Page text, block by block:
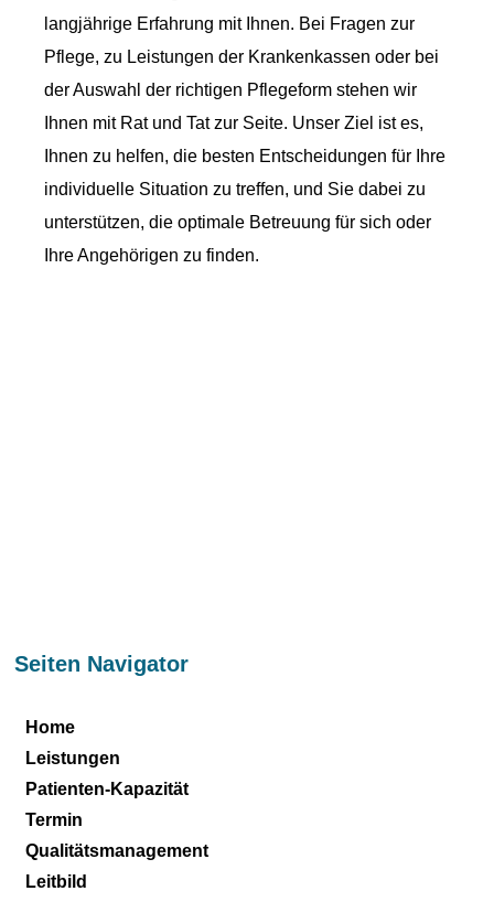
langjährige Erfahrung mit Ihnen. Bei Fragen zur
Pflege, zu Leistungen der Krankenkassen oder bei
der Auswahl der richtigen Pflegeform stehen wir
Ihnen mit Rat und Tat zur Seite. Unser Ziel ist es,
Ihnen zu helfen, die besten Entscheidungen für Ihre
individuelle Situation zu treffen, und Sie dabei zu
unterstützen, die optimale Betreuung für sich oder
Ihre Angehörigen zu finden.
Seiten Navigator
Home
Leistungen
Patienten-Kapazität
Termin
Qualitätsmanagement
Leitbild